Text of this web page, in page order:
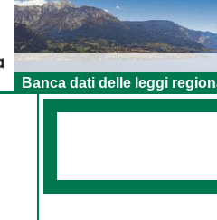
Banca dati delle leggi